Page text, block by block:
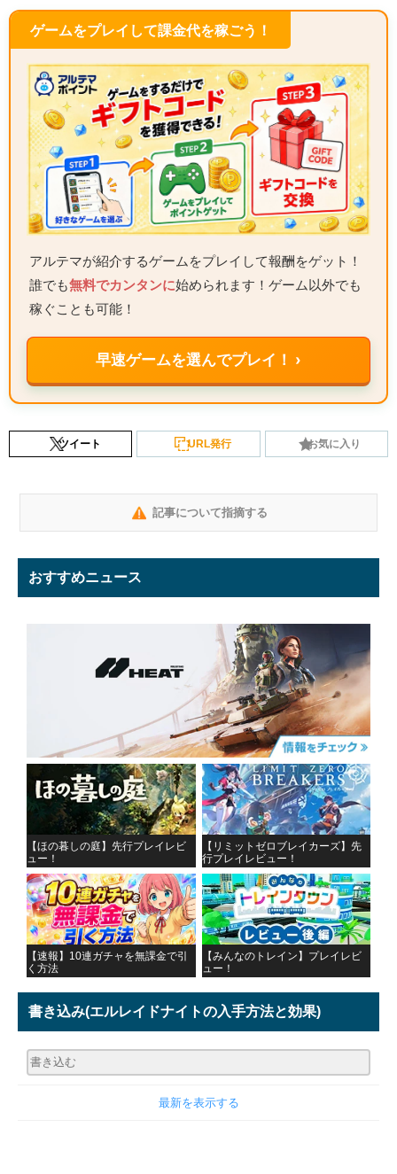
ゲームをプレイして課金代を稼ごう！
アルテマが紹介するゲームをプレイして報酬をゲット！
誰でも無料でカンタンに始められます！ゲーム以外でも
稼ぐことも可能！
早速ゲームを選んでプレイ！ ›
ツイート URL発行 お気に入り
記事について指摘する
おすすめニュース
【ほの暮しの庭】先行プレイレビ
ュー！
【リミットゼロブレイカーズ】先
行プレイレビュー！
【速報】10連ガチャを無課金で引
く方法
【みんなのトレイン】プレイレビ
ュー！
書き込み(エルレイドナイトの入手方法と効果)
最新を表示する